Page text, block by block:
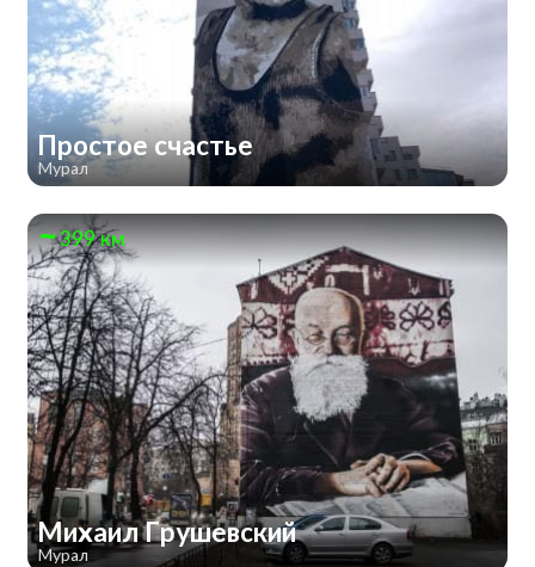
Простое счастье
Мурал
399 км
Михаил Грушевский
Мурал